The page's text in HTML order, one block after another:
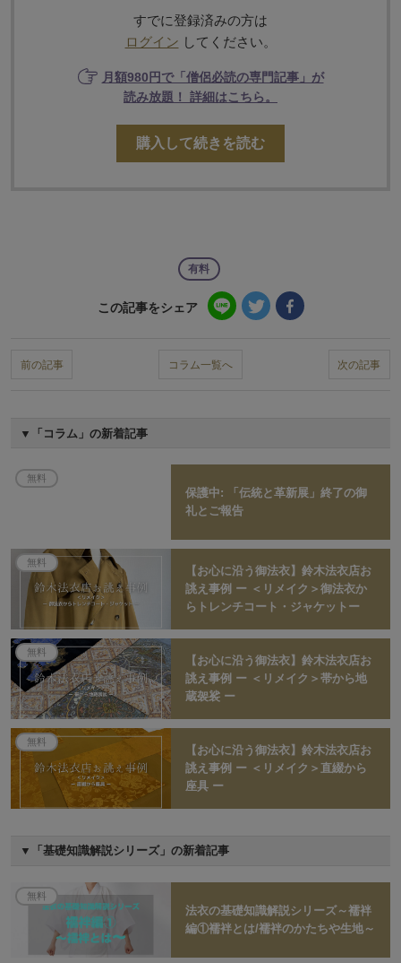
すでに登録済みの方は
ログイン してください。
月額980円で「僧侶必読の専門記事」が
読み放題！ 詳細はこちら。
購入して続きを読む
有料
この記事をシェア
前の記事 コラム一覧へ 次の記事
「コラム」の新着記事
無料
保護中: 「伝統と革新展」終了の御
礼とご報告
無料
【お心に沿う御法衣】鈴木法衣店お
誂え事例 ー ＜リメイク＞御法衣か
らトレンチコート・ジャケットー
無料
【お心に沿う御法衣】鈴木法衣店お
誂え事例 ー ＜リメイク＞帯から地
蔵袈裟 ー
無料
【お心に沿う御法衣】鈴木法衣店お
誂え事例 ー ＜リメイク＞直綴から
座具 ー
「基礎知識解説シリーズ」の新着記事
無料
法衣の基礎知識解説シリーズ～襦袢
編①襦袢とは/襦袢のかたちや生地～